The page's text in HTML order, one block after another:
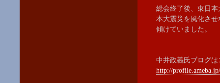
総会終了後、東日
本大震災を風化さ
傾けていました。
中井政義氏ブログ
http://profile.ameba.jp/